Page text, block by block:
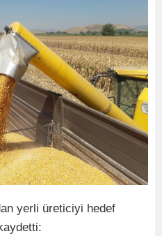
yerli üreticiyi hedef